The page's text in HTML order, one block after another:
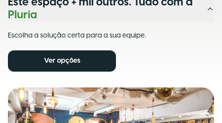
Este espaço + mil outros. Tudo com a
Pluria
Escolha a solução certa para a sua equipe.
Ver opções